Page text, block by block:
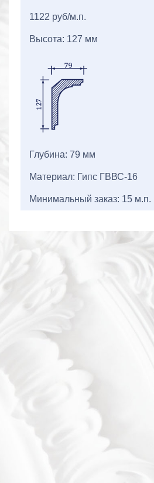
1122 руб/м.п.
Высота: 127 мм
Глубина: 79 мм
Материал: Гипс ГВВС-16
Минимальный заказ: 15 м.п.